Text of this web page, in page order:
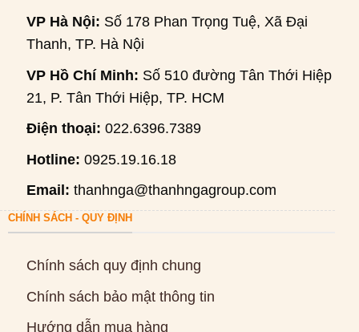
VP Hà Nội: Số 178 Phan Trọng Tuệ, Xã Đại
Thanh, TP. Hà Nội
VP Hồ Chí Minh: Số 510 đường Tân Thới Hiệp
21, P. Tân Thới Hiệp, TP. HCM
Điện thoại: 022.6396.7389
Hotline: 0925.19.16.18
Email: thanhnga@thanhngagroup.com
CHÍNH SÁCH - QUY ĐỊNH
Chính sách quy định chung
Chính sách bảo mật thông tin
Hướng dẫn mua hàng